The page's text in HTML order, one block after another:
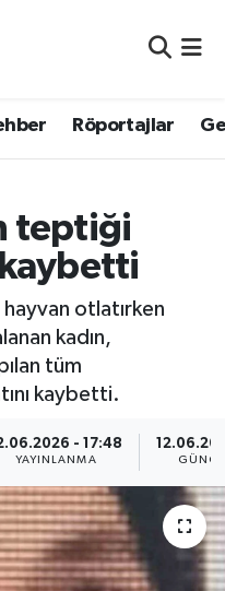
Röportajlar
teptiği
kaybetti
otlatırken
kadın,
tüm
kaybetti.
- 17:48
YAYINLANMA
Fikstür